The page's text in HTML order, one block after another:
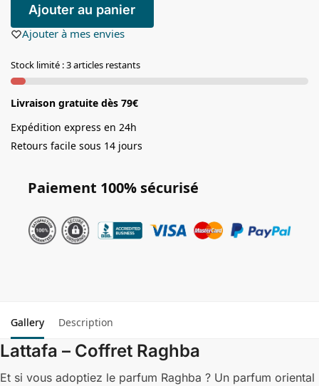
Ajouter au panier
Ajouter à mes envies
Stock limité : 3 articles restants
Livraison gratuite dès 79€
Expédition express en 24h
Retours facile sous 14 jours
Paiement 100% sécurisé
Gallery Description
Lattafa – Coffret Raghba
Et si vous adoptiez le parfum Raghba ? Un parfum oriental